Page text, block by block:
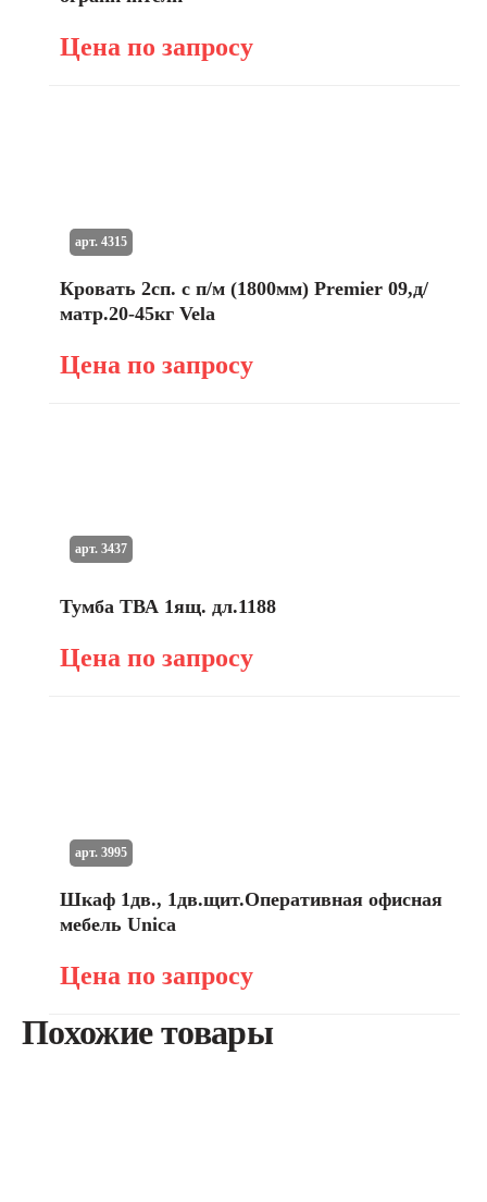
Цена по запросу
Кровать 2сп. с п/м (1800мм) Premier 09,д/
матр.20-45кг Vela
Цена по запросу
арт. 4315
Тумба ТВА 1ящ. дл.1188
Цена по запросу
арт. 3437
Шкаф 1дв., 1дв.щит.Оперативная офисная
мебель Unica
Цена по запросу
арт. 3995
Похожие товары